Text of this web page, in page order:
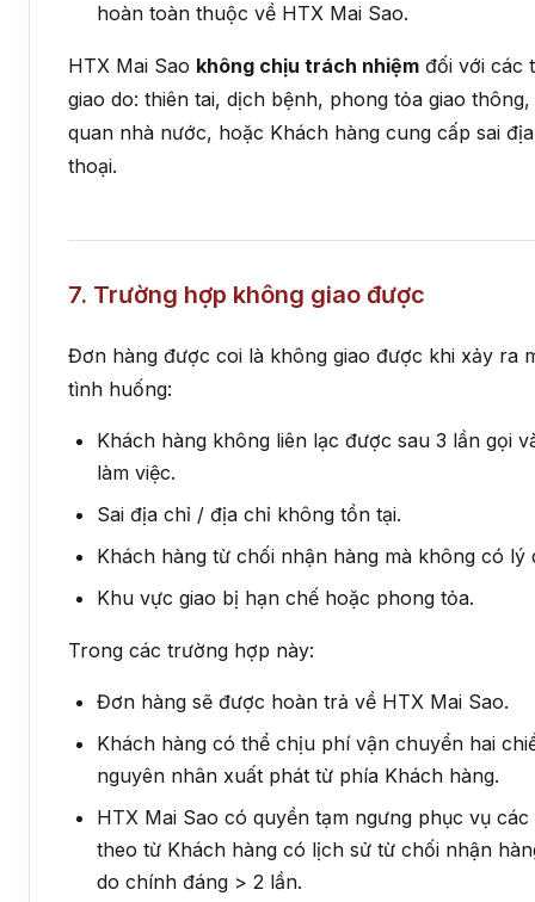
hoàn toàn thuộc về HTX Mai Sao.
HTX Mai Sao không chịu trách nhiệm đối với các
giao do: thiên tai, dịch bệnh, phong tỏa giao
quan nhà nước, hoặc Khách hàng cung cấp sai
thoại.
7. Trường hợp không giao được
Đơn hàng được coi là không giao được khi xảy ra
tình huống:
Khách hàng không liên lạc được sau 3 lần gọi
làm việc.
Sai địa chỉ / địa chỉ không tồn tại.
Khách hàng từ chối nhận hàng mà không có lý
Khu vực giao bị hạn chế hoặc phong tỏa.
Trong các trường hợp này:
Đơn hàng sẽ được hoàn trả về HTX Mai Sao.
Khách hàng có thể chịu phí vận chuyển hai
nguyên nhân xuất phát từ phía Khách hàng.
HTX Mai Sao có quyền tạm ngưng phục vụ
theo từ Khách hàng có lịch sử từ chối nhận
do chính đáng > 2 lần.